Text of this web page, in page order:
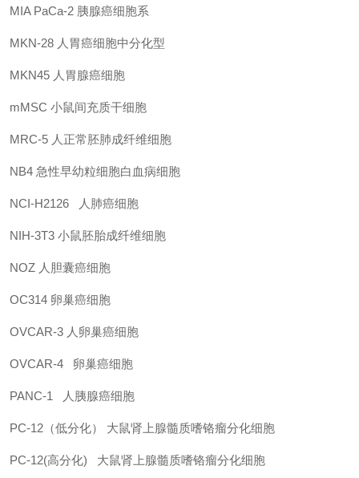
MIA PaCa-2 胰腺癌细胞系
MKN-28 人胃癌细胞中分化型
MKN45 人胃腺癌细胞
mMSC 小鼠间充质干细胞
MRC-5 人正常胚肺成纤维细胞
NB4 急性早幼粒细胞白血病细胞
NCI-H2126 人肺癌细胞
NIH-3T3 小鼠胚胎成纤维细胞
NOZ 人胆囊癌细胞
OC314 卵巢癌细胞
OVCAR-3 人卵巢癌细胞
OVCAR-4 卵巢癌细胞
PANC-1 人胰腺癌细胞
PC-12（低分化） 大鼠肾上腺髓质嗜铬瘤分化细胞
PC-12(高分化) 大鼠肾上腺髓质嗜铬瘤分化细胞